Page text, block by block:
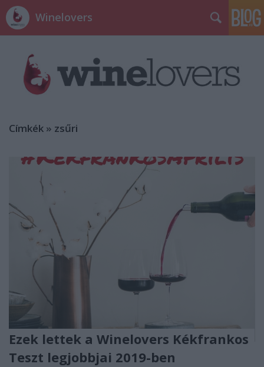
Winelovers
Címkék » zsűri
Ezek lettek a Winelovers Kékfrankos
Teszt legjobbjai 2019-ben